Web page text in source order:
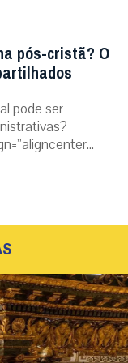
pós-cristã? O
pode ser